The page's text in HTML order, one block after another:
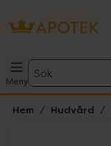
Meny
Sök
Hem Hudvård